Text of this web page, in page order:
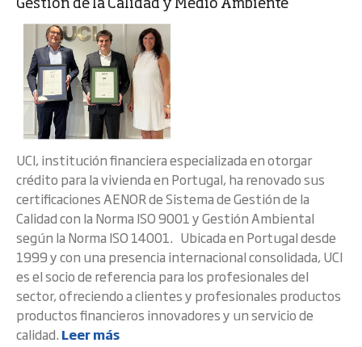
Gestión de la Calidad y Medio Ambiente
UCI, institución financiera especializada en otorgar
crédito para la vivienda en Portugal, ha renovado sus
certificaciones AENOR de Sistema de Gestión de la
Calidad con la Norma ISO 9001 y Gestión Ambiental
según la Norma ISO 14001. Ubicada en Portugal desde
1999 y con una presencia internacional consolidada, UCI
es el socio de referencia para los profesionales del
sector, ofreciendo a clientes y profesionales productos
productos financieros innovadores y un servicio de
calidad. Leer más